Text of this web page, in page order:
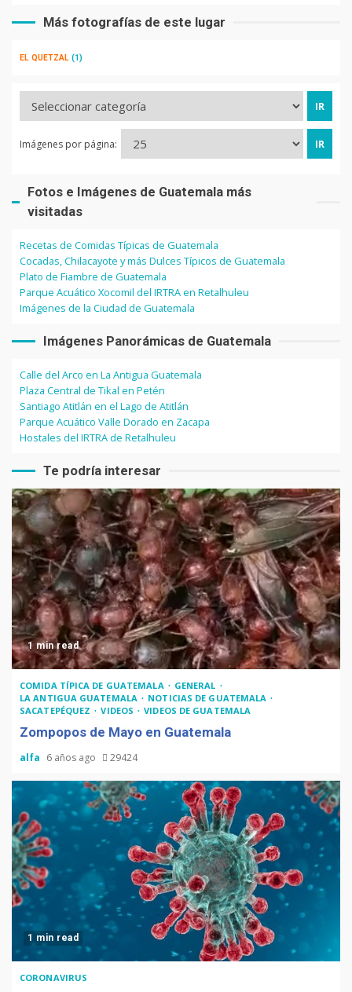
Más fotografías de este lugar
EL QUETZAL (1)
Imágenes por página:
Fotos e Imágenes de Guatemala más
visitadas
Recetas de Comidas Típicas de Guatemala
Cocadas, Chilacayote y más Dulces Típicos de Guatemala
Plato de Fiambre de Guatemala
Parque Acuático Xocomil del IRTRA en Retalhuleu
Imágenes de la Ciudad de Guatemala
Imágenes Panorámicas de Guatemala
Calle del Arco en La Antigua Guatemala
Plaza Central de Tikal en Petén
Santiago Atitlán en el Lago de Atitlán
Parque Acuático Valle Dorado en Zacapa
Hostales del IRTRA de Retalhuleu
Te podría interesar
1 min read
COMIDA TÍPICA DE GUATEMALA
GENERAL
LA ANTIGUA GUATEMALA
NOTICIAS DE GUATEMALA
SACATEPÉQUEZ
VIDEOS VIDEOS DE GUATEMALA
Zompopos de Mayo en Guatemala
alfa 6 años ago 29424
1 min read
CORONAVIRUS